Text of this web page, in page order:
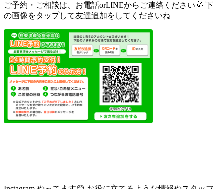
ご予約・ご相談は、お電話orLINEからご連絡ください🌞 下
の画像をタップして友達追加をしてくださいね